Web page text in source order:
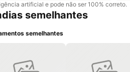
artificial e pode não ser 100% correto.
semelhantes
semelhantes